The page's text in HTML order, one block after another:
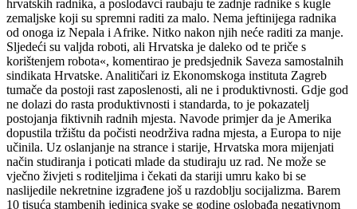
hrvatskih radnika, a poslodavci raubaju te zadnje radnike s kugle
zemaljske koji su spremni raditi za malo. Nema jeftinijega radnika
od onoga iz Nepala i Afrike. Nitko nakon njih neće raditi za manje.
Sljedeći su valjda roboti, ali Hrvatska je daleko od te priče s
korištenjem robota«, komentirao je predsjednik Saveza samostalnih
sindikata Hrvatske. Analitičari iz Ekonomskoga instituta Zagreb
tumače da postoji rast zaposlenosti, ali ne i produktivnosti. Gdje god
ne dolazi do rasta produktivnosti i standarda, to je pokazatelj
postojanja fiktivnih radnih mjesta. Navode primjer da je Amerika
dopustila tržištu da počisti neodrživa radna mjesta, a Europa to nije
učinila. Uz oslanjanje na strance i starije, Hrvatska mora mijenjati
način studiranja i poticati mlade da studiraju uz rad. Ne može se
vječno živjeti s roditeljima i čekati da stariji umru kako bi se
naslijedile nekretnine izgrađene još u razdoblju socijalizma. Barem
10 tisuća stambenih jedinica svake se godine oslobađa negativnom